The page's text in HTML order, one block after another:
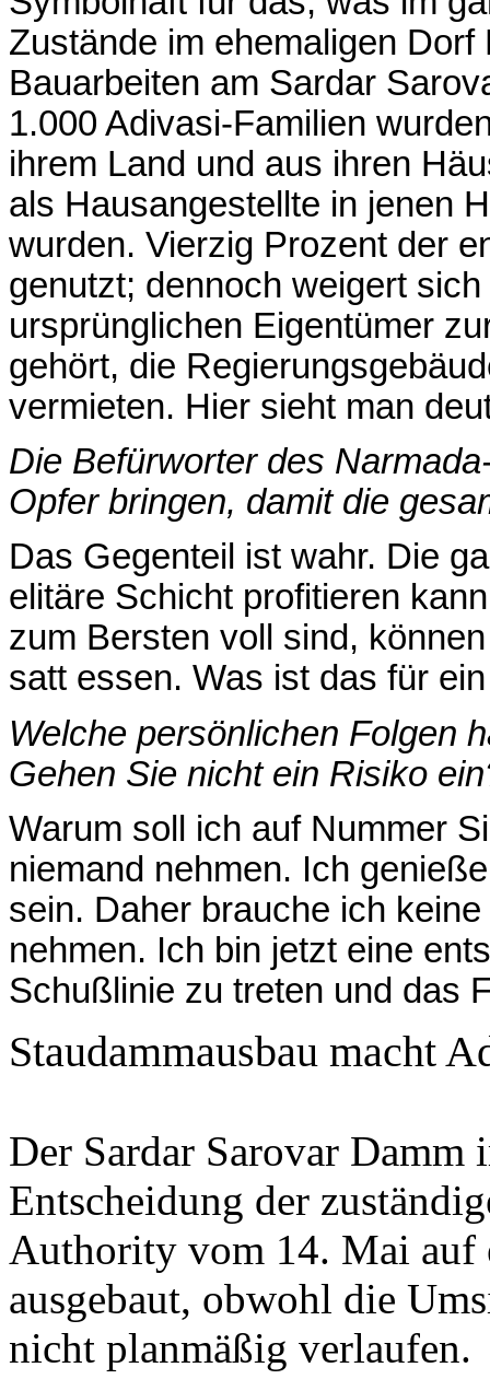
Zustände im ehemaligen Dorf
Bauarbeiten am Sardar
1.000 Adivasi-Familien
ihrem Land und aus ihren
als Hausangestellte in jenen
wurden. Vierzig Prozent der
genutzt; dennoch weigert
ursprünglichen Eigentümer
gehört, die
vermieten. Hier sieht man
Die Befürworter des
Opfer bringen, damit die
Das Gegenteil ist wahr. Die
elitäre Schicht profitieren
zum Bersten voll sind,
satt essen. Was ist das für
Welche persönlichen Folgen
Gehen Sie nicht ein Risiko
Warum soll ich auf Nummer
niemand nehmen. Ich
sein. Daher brauche ich
nehmen. Ich bin jetzt eine
Schußlinie zu treten und das
Staudammausbau macht
Der Sardar Sarovar Damm
Entscheidung der
Authority vom 14. Mai auf
ausgebaut, obwohl die
nicht planmäßig verlaufen.